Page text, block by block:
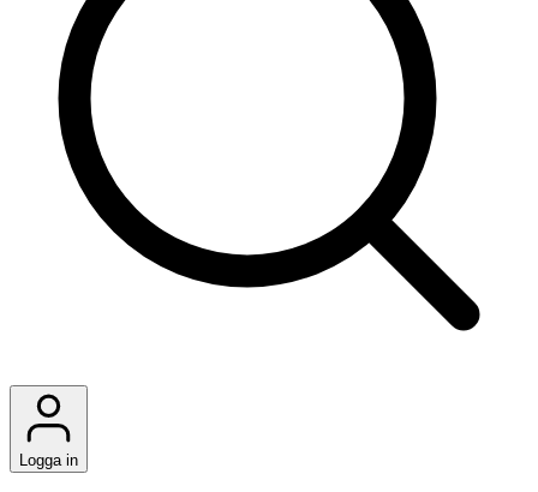
Logga in